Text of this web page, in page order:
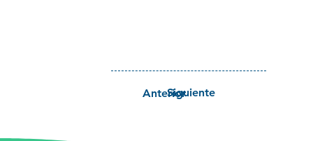
Siguiente
Anterior